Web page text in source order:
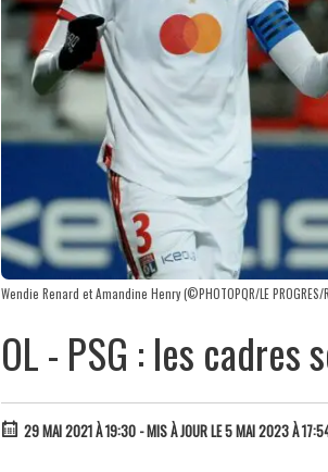
Wendie Renard et Amandine Henry (©PHOTOPQR/LE PROGRES/
OL - PSG : les cadres
29 MAI 2021 À 19:30 - MIS À JOUR LE 5 MAI 2023 À